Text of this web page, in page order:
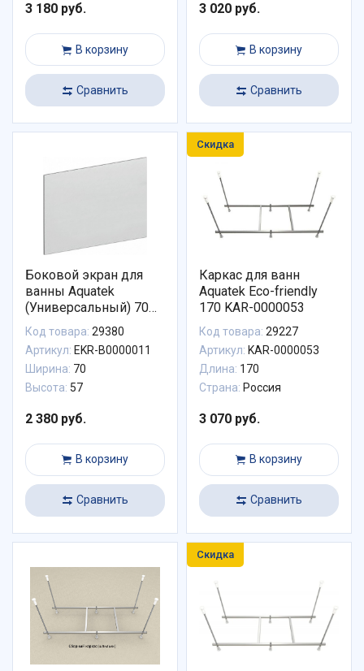
3 180 руб.
В корзину
Сравнить
3 020 руб.
В корзину
Сравнить
Боковой экран для
ванны Aquatek
(Универсальный) 70
см EKR-B0000011
Код товара: 29380
Артикул: EKR-B0000011
Ширина: 70
Высота: 57
2 380 руб.
В корзину
Сравнить
Скидка
Каркас для ванн
Aquatek Eco-friendly
170 KAR-0000053
Код товара: 29227
Артикул: KAR-0000053
Длина: 170
Страна: Россия
3 070 руб.
В корзину
Сравнить
Скидка